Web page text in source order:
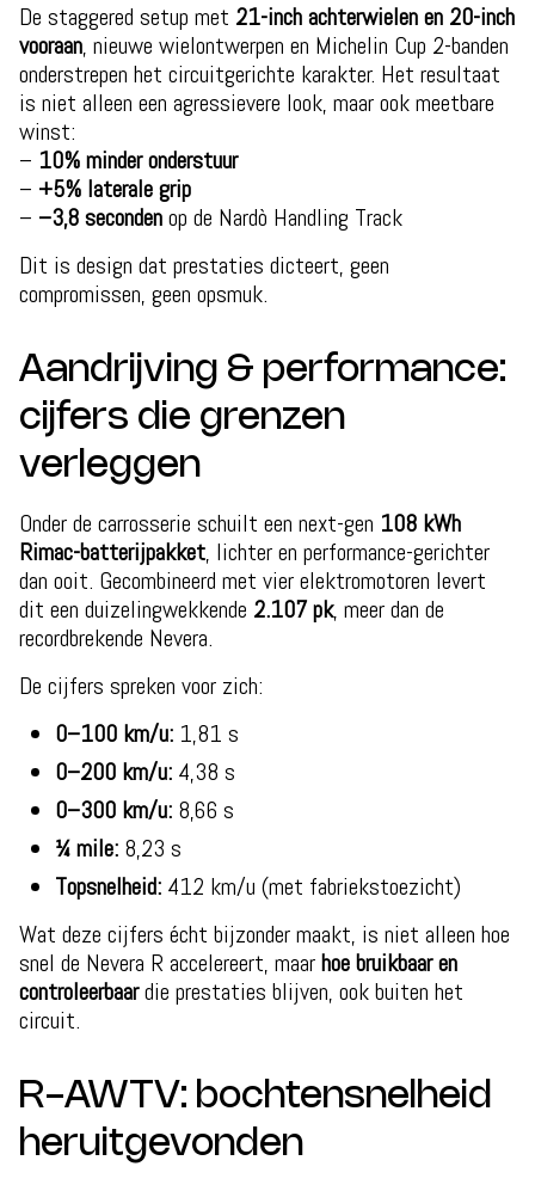
De staggered setup met 21-inch achterwielen en 20-inch
vooraan, nieuwe wielontwerpen en Michelin Cup 2-banden
onderstrepen het circuitgerichte karakter. Het resultaat
is niet alleen een agressievere look, maar ook meetbare
winst:
– 10% minder onderstuur
– +5% laterale grip
– –3,8 secondenop de Nardò Handling Track
Dit is design dat prestaties dicteert, geen
compromissen, geen opsmuk.
Aandrijving & performance:
cijfers die grenzen
verleggen
Onder de carrosserie schuilt een next-gen 108 kWh
Rimac-batterijpakket, lichter en performance-gerichter
dan ooit. Gecombineerd met vier elektromotoren levert
dit een duizelingwekkende 2.107 pk, meer dan de
recordbrekende Nevera.
De cijfers spreken voor zich:
0–100 km/u: 1,81 s
0–200 km/u: 4,38 s
0–300 km/u: 8,66 s
¼ mile: 8,23 s
Topsnelheid: 412 km/u (met fabriekstoezicht)
Wat deze cijfers écht bijzonder maakt, is niet alleen hoe
snel de Nevera R accelereert, maarhoe bruikbaar en
controleerbaardie prestaties blijven, ook buiten het
circuit.
R-AWTV: bochtensnelheid
heruitgevonden